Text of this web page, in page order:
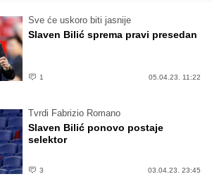
Sve će uskoro biti jasnije
Slaven Bilić sprema pravi presedan
1 05.04.23. 11:22
Tvrdi Fabrizio Romano
Slaven Bilić ponovo postaje
selektor
3 03.04.23. 23:45